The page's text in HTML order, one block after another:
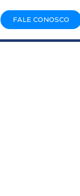
FALE CONOSCO